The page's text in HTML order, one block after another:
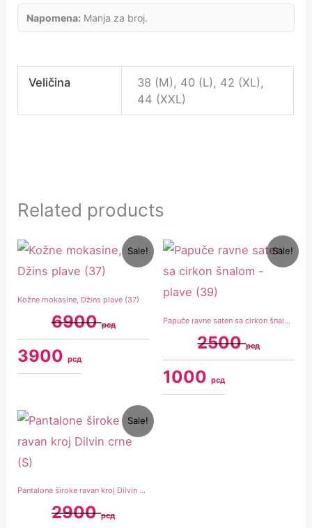
Napomena: Manja za broj.
Veličina
38 (M), 40 (L), 42 (XL),
44 (XXL)
Related products
Sale!
Kožne mokasine, Džins plave (37)
6900рсд
Original
price
was:
6900 рсд.
3900рсд
Current
price
is:
3900 рсд.
Sale!
Papuče ravne saten sa cirkon šnalom – plave (39)
2500рсд
Original
price
2500 рсд.
1000 рсд
price
1000 рсд.
Sale!
Pantalone široke ravan kroj Dilvin crne (S)
2900рсд
Original
price
2900 рсд.
Current
price
is:
1900 рсд.